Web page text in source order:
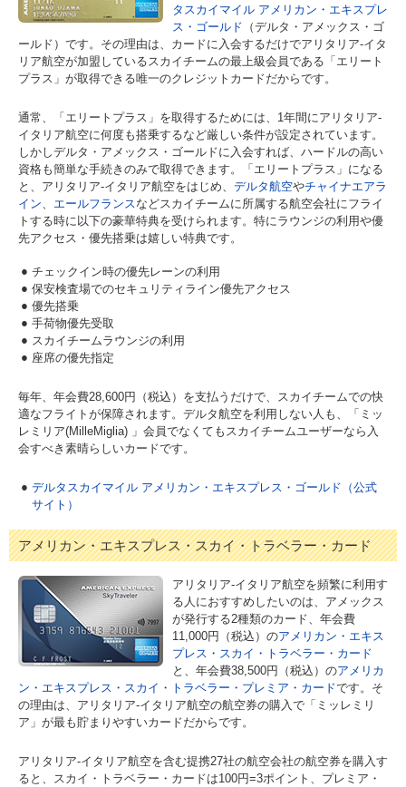
タスカイマイル アメリカン・エキスプレ
ス・ゴールド （デルタ・アメックス・ゴ
ールド）です。その理由は、カードに入会するだけでアリタリア-イタ
リア航空が加盟しているスカイチームの最上級会員である「エリート
プラス」が取得できる唯一のクレジットカードだからです。
通常、「エリートプラス」を取得するためには、1年間にアリタリア-
イタリア航空に何度も搭乗するなど厳しい条件が設定されています。
しかしデルタ・アメックス・ゴールドに入会すれば、ハードルの高い
資格も簡単な手続きのみで取得できます。「エリートプラス」になる
と、アリタリア-イタリア航空をはじめ、 デルタ航空やチャイナエアラ
イン
エールフランス などスカイチームに所属する航空会社にフライ
トする時に以下の豪華特典を受けられます。特にラウンジの利用や優
先アクセス・優先搭乗は嬉しい特典です。
チェックイン時の優先レーンの利用
保安検査場でのセキュリティライン優先アクセス
優先搭乗
手荷物優先受取
スカイチームラウンジの利用
座席の優先指定
毎年、年会費28,600円（税込）を支払うだけで、スカイチームでの快
適なフライトが保障されます。デルタ航空を利用しない人も、「ミッ
レミリア(MilleMiglia) 」会員でなくてもスカイチームユーザーなら入
会すべき素晴らしいカードです。
デルタスカイマイル アメリカン・エキスプレス・ゴールド（公式
サイト）
アメリカン・エキスプレス・スカイ・トラベラー・カード
アリタリア-イタリア航空を頻繁に利用す
る人におすすめしたいのは、アメックス
が発行する2種類のカード、年会費
11,000円（税込）のアメリカン・エキス
プレス・スカイ・トラベラー・カード
と、年会費38,500円（税込）のアメリカ
ン・エキスプレス・スカイ・トラベラー・プレミア・カードです。そ
の理由は、アリタリア-イタリア航空の航空券の購入で「ミッレミリ
ア」が最も貯まりやすいカードだからです。
アリタリア-イタリア航空を含む提携27社の航空会社の航空券を購入す
ると、スカイ・トラベラー・カードは100円=3ポイント、プレミア・